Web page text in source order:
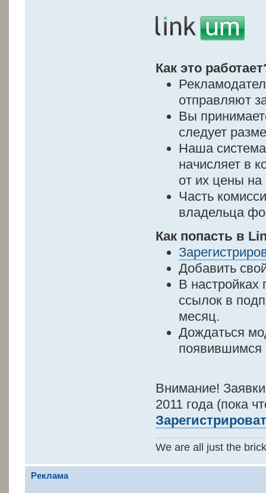
Как это
отправляют
Вы
следует
Наша
начисляет в
от их цены
Часть
владельца
Как попасть в
Добавить
В настройках
ссылок в
месяц.
Дождаться
появившимся
Внимание!
2011 года (пока
We are all just the
Реклама